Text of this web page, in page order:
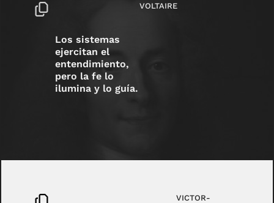
Los sistemas
ejercitan el
entendimiento,
pero la fe lo
ilumina y lo guía.
VOLTAIRE
VICTOR-